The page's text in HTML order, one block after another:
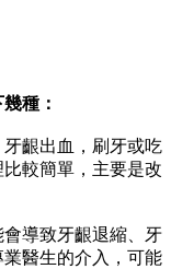
種：
齦出血，刷牙或吃
較簡單，主要是改
導致牙齦退縮、牙
醫生的介入，可能